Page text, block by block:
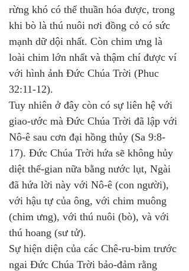
rừng khó có thể thuần hóa được, trong
khi bò là thú nuôi nơi đồng cỏ có sức
mạnh dữ dội nhất. Còn chim ưng là
loài chim lớn nhất và thậm chí được ví
với hình ảnh Đức Chúa Trời (Phuc
32:11-12).
Tuy nhiên ở đây còn có sự liên hệ với
giao-ước mà Đức Chúa Trời đã lập với
Nô-ê sau cơn đại hồng thủy (Sa 9:8-
17). Đức Chúa Trời hứa sẽ không hủy
diệt thế-gian nữa bằng nước lụt, Ngài
đã hứa lời này với Nô-ê (con người),
với hậu tự của ông, với chim muông
(chim ưng), với thú nuôi (bò), và với
thú hoang (sư tử).
Sự hiện diện của các Chê-ru-bim trước
ngai Đức Chúa Trời bảo-đảm rằng